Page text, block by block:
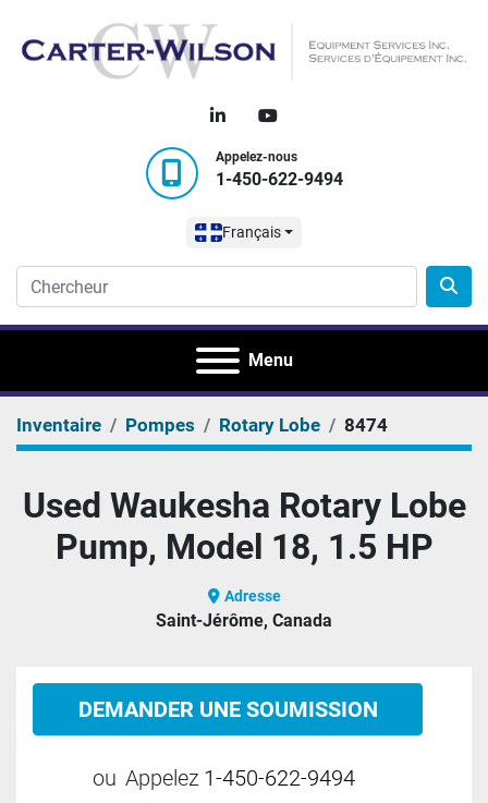
linkedinyoutube
Appelez-nous
1-450-622-9494
Français
Menu
Inventaire Pompes Rotary Lobe 8474
Used Waukesha Rotary Lobe
Pump, Model 18, 1.5 HP
Adresse
Saint-Jérôme, Canada
DEMANDER UNE SOUMISSION
ou Appelez 1-450-622-9494